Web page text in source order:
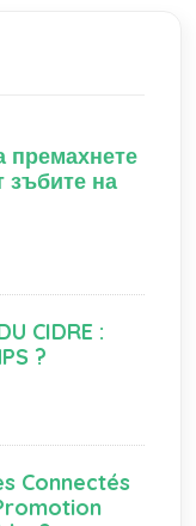
премахнете
зъбите на
CIDRE :
?
Connectés